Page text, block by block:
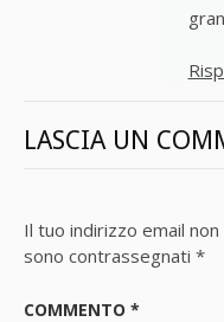
LASCIA UN
Il tuo indirizzo email
sono contrassegnati *
COMMENTO *